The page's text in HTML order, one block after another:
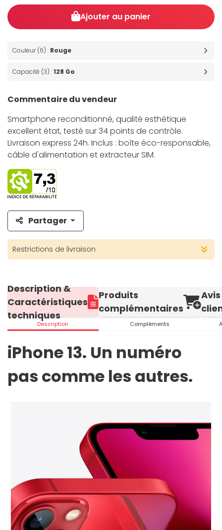
Ajouter au panier
Couleur (6) : Rouge
Capacité (3) :128 Go
Commentaire du vendeur
Smartphone reconditionné, qualité esthétique
excellent état, testé sur 34 points de contrôle.
Livraison express 24h. Inclus : boîte éco-responsable,
câble d'alimentation et extracteur SIM.
Partager
Restrictions de livraison
Description &
Caractéristiques
techniques
Description
Produits
complémentaires
Compléments
Avis
iPhone 13. Un numéro
pas comme les autres.